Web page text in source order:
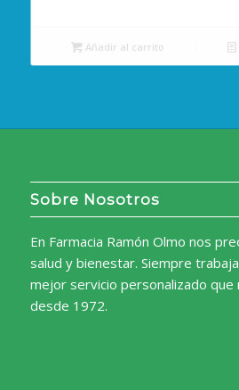
Añadir al carrito
Sobre Nosotros
En Farmacia Ramón Olmo nos
salud y bienestar. Siempre
mejor servicio personalizado que
desde 1972.